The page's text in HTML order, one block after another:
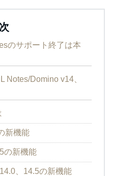
のサポート終了は本
Notes/Domino v14、
新機能
の新機能
、14.5の新機能